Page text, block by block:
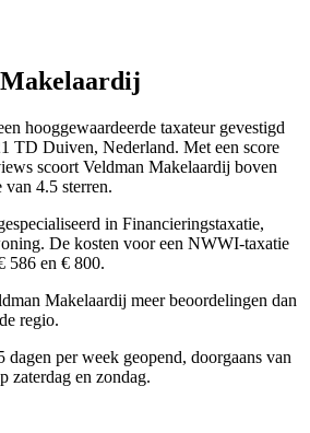
hooggewaardeerde taxateur gevestigd
TD Duiven, Nederland. Met een score
scoort Veldman Makelaardij boven
van 4.5 sterren.
in Financieringstaxatie,
De kosten voor een NWWI-taxatie
586 en € 800.
Makelaardij meer beoordelingen dan
regio.
per week geopend, doorgaans van
zaterdag en zondag.